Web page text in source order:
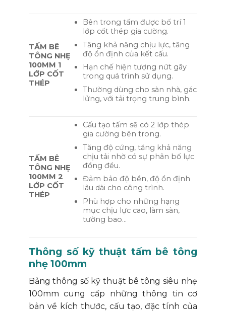
TẤM BÊ
TÔNG NHẸ
100MM 1
LỚP CỐT
THÉP
Bên trong tấm được bố trí 1
lớp cốt thép gia cường.
Tăng khả năng chịu lực, tăng
độ ổn định của kết cấu.
Hạn chế hiện tượng nứt gãy
trong quá trình sử dụng.
Thường dùng cho sàn nhà, gác
lửng, với tải trọng trung bình.
TẤM BÊ
TÔNG NHẸ
100MM 2
LỚP CỐT
THÉP
Cấu tạo tấm sẽ có 2 lớp thép
gia cường bên trong.
Tăng độ cứng, tăng khả năng
chịu tải nhờ có sự phân bố lực
đồng đều.
Đảm bảo độ bền, độ ổn định
lâu dài cho công trình.
Phù hợp cho những hạng
mục chịu lực cao, làm sàn,
tường bao…
Thông số kỹ thuật tấm bê tông
nhẹ 100mm
Bảng thông số kỹ thuật bê tông siêu nhẹ
100mm cung cấp những thông tin cơ
bản về kích thước, cấu tạo, đặc tính của